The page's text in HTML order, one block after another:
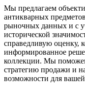
Мы предлагаем
антикварных
рыночных данных и с
исторической
справедливую оценку,
информированное
коллекции. Мы
стратегию продажи и
возможности для